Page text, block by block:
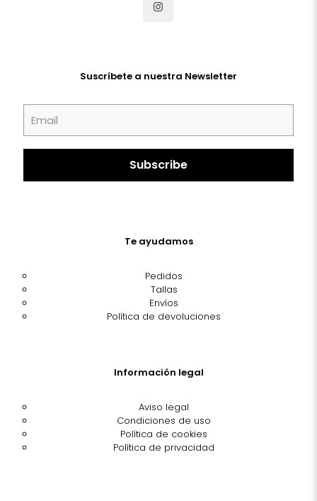
Suscríbete a nuestra Newsletter
Te ayudamos
Pedidos
Tallas
Envíos
Política de devoluciones
Información legal
Aviso legal
Condiciones de uso
Política de cookies
Política de privacidad